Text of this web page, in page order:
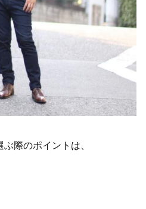
際のポイントは、